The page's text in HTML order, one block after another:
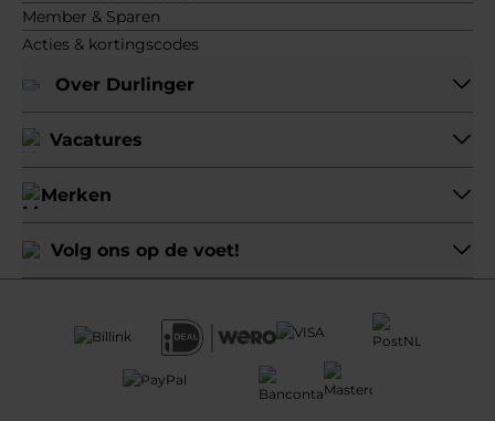
Member & Sparen
Acties & kortingscodes
Over Durlinger
Vacatures
Merken
Volg ons op de voet!